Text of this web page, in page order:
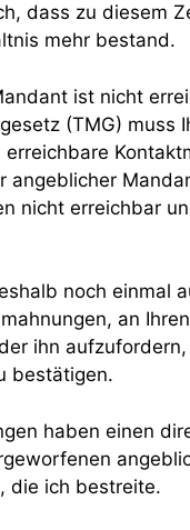
dass zu diesem
mehr bestand.
ist nicht
(TMG) muss
angeblicher
nicht erreichbar
noch einmal
an
ihn
bestätigen.
haben einen
die ich bestreite.